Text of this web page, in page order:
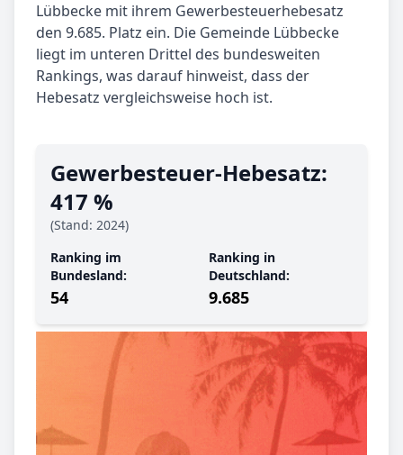
Lübbecke mit ihrem Gewerbesteuerhebesatz
den 9.685. Platz ein. Die Gemeinde Lübbecke
liegt im unteren Drittel des bundesweiten
Rankings, was darauf hinweist, dass der
Hebesatz vergleichsweise hoch ist.
Gewerbe­steuer-Hebe­satz:
417 %
(Stand: 2024)
Ranking im
Bundesland:
54
Ranking in
Deutschland:
9.685